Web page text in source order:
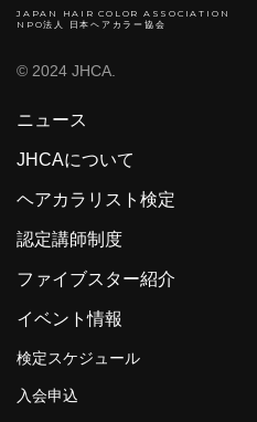
JAPAN HAIR COLOR ASSOCIATION
NPO法人 日本ヘアカラー協会
© 2024 JHCA.
ニュース
JHCAについて
ヘアカラリスト検定
認定講師制度
ファイブスター紹介
イベント情報
検定スケジュール
入会申込